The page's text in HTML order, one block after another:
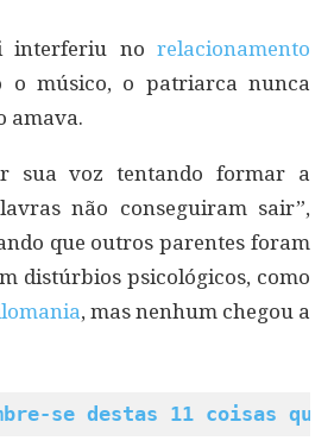
interferiu no relacionamento
o músico, o patriarca nunca
amava.
sua voz tentando formar a
não conseguiram sair”,
que outros parentes foram
distúrbios psicológicos, como
, mas nenhum chegou a
se destas 11 coisas